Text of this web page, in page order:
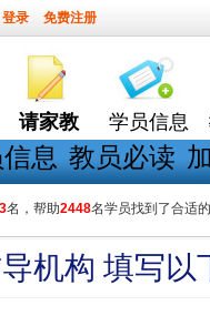
登录 免费注册
请家教 学员信息
息 教员必读
名，帮助2448名学员找到了合适
机构 填写以